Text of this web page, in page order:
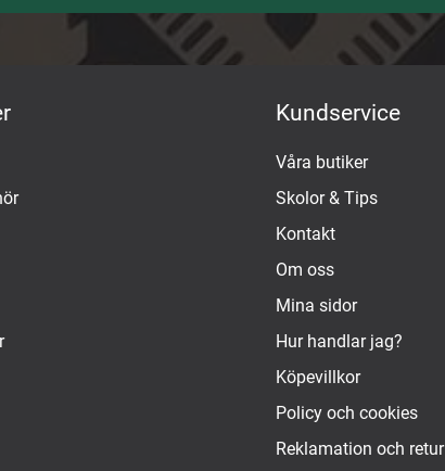
Kundservice
Våra butiker
Skolor & Tips
Kontakt
Om oss
Mina sidor
Hur handlar jag?
Köpevillkor
Policy och cookies
Reklamation och retur